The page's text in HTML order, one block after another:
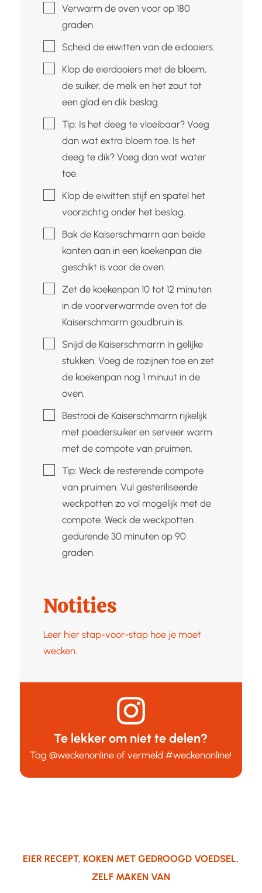
▢Verwarm de oven voor op 180
graden.
▢Scheid de eiwitten van de eidooiers.
▢Klop de eierdooiers met de bloem,
de suiker, de melk en het zout tot
een glad en dik beslag.
▢
Tip: Is het deeg te vloeibaar? Voeg
dan wat extra bloem toe. Is het
deeg te dik? Voeg dan wat water
toe.
▢Klop de eiwitten stijf en spatel het
voorzichtig onder het beslag.
▢Bak de Kaiserschmarrn aan beide
kanten aan in een koekenpan die
geschikt is voor de oven.
▢
Zet de koekenpan 10 tot 12 minuten
in de voorverwarmde oven tot de
Kaiserschmarrn goudbruin is.
▢Snijd de Kaiserschmarrn in gelijke
stukken. Voeg de rozijnen toe en zet
de koekenpan nog 1 minuut in de
oven.
▢Bestrooi de Kaiserschmarrn rijkelijk
met poedersuiker en serveer warm
met de compote van pruimen.
▢
Tip: Weck de resterende compote
van pruimen. Vul gesteriliseerde
weckpotten zo vol mogelijk met de
compote. Weck de weckpotten
gedurende 30 minuten op 90
graden.
Notities
Leer hier stap-voor-stap hoe je moet
wecken.
Te lekker om niet te delen?
Tag@weckenonline of vermeld#weckenonline!
EIER RECEPT, KOKEN MET GEDROOGD VOEDSEL,
ZELF MAKEN VAN